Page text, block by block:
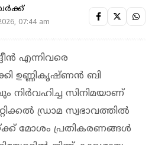
07:44 am
എന്നിവരെ
ഉണ്ണികൃഷ്ണൻ ബി
നിർവഹിച്ച സിനിമയാണ്
ഡ്രാമ സ്വഭാവത്തിൽ
മോശം പ്രതികരണങ്ങൾ